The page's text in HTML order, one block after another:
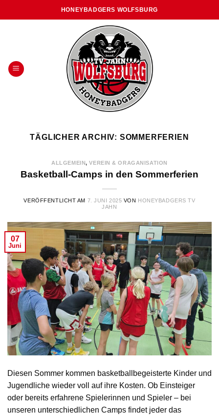
to
HONEYBADGERS WOLFSBURG
TÄGLICHER ARCHIV: SOMMERFERIEN
ALLGEMEIN,VEREIN & ORAGANISATION
Basketball-Camps in den Sommerferien
VERÖFFENTLICHT AM 7. JUNI 2025 VON HONEYBADGERS TV
JAHN
07
Juni
Diesen Sommer kommen basketballbegeisterte Kinder und
Jugendliche wieder voll auf ihre Kosten. Ob Einsteiger
oder bereits erfahrene Spielerinnen und Spieler – bei
unseren unterschiedlichen Camps findet jeder das